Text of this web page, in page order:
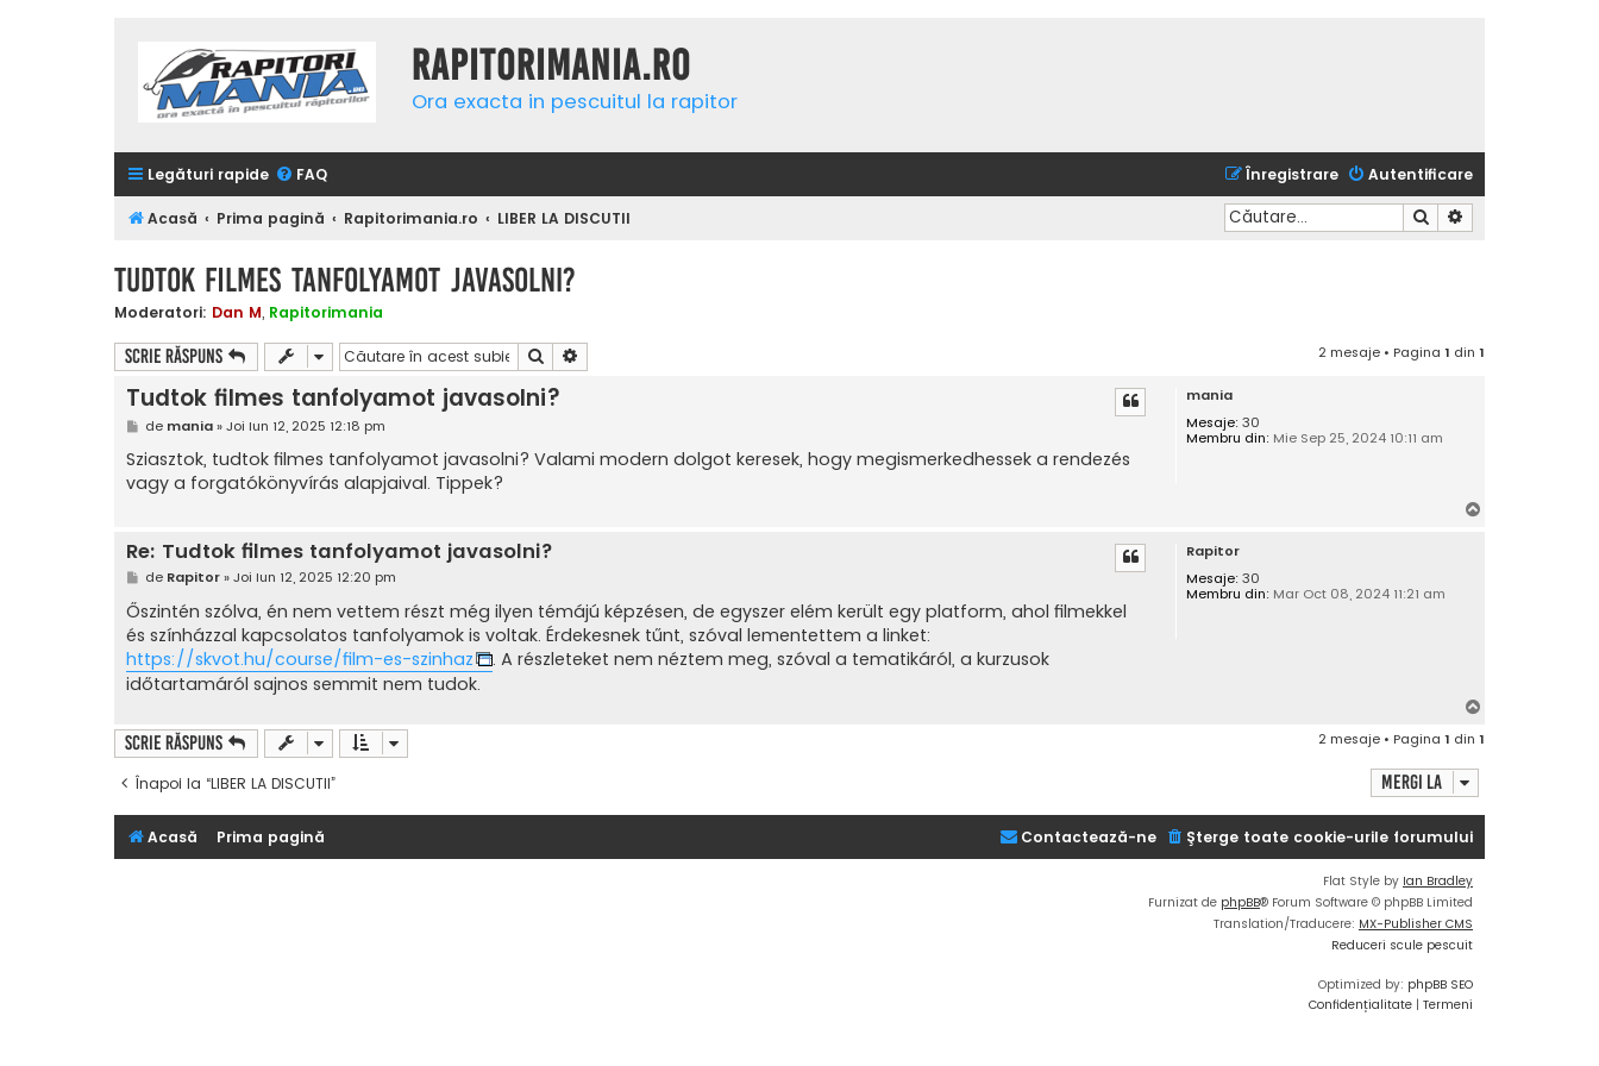
Rapitorimania.ro
Ora exacta in pescuitul la rapitor
Legături rapide FAQ Autentificare
Înregistrare
Acasă Prima pagină Rapitorimania.ro LIBER LA DISCUTII Căutare
Tudtok filmes tanfolyamot javasolni?
Moderatori: Dan M, Rapitorimania
Scrie răspuns Căutare 2 mesaje • Pagina 1 din 1
mania
Mesaje: 30
Membru din: Mie Sep 25, 2024 10:11 am
Tudtok filmes tanfolyamot javasolni?
M
s
a
j
de mania»Joi Iun 12, 2025 12:18 pm
Sziasztok, tudtok filmes tanfolyamot javasolni? Valami modern dolgot keresek, hogy megismerkedhessek a rendezés
vagy a forgatókönyvírás alapjaival. Tippek?
Rapitor
Mesaje: 30
Membru din: Mar Oct 08, 2024 11:21 am
Re: Tudtok filmes tanfolyamot javasolni?
M
s
a
j
de Rapitor»Joi Iun 12, 2025 12:20 pm
Őszintén szólva, én nem vettem részt még ilyen témájú képzésen, de egyszer elém került egy platform, ahol filmekkel
és színházzal kapcsolatos tanfolyamok is voltak. Érdekesnek tűnt, szóval lementettem a linket:
https://skvot.hu/course/film-es-szinhaz
. A részleteket nem néztem meg, szóval a tematikáról, a kurzusok
időtartamáról sajnos semmit nem tudok.
Scrie răspuns 2 mesaje • Pagina 1 din 1
Înapoi la “LIBER LA DISCUTII” Mergi la
Acasă Prima pagină Şterge toate cookie-urile forumului
Contactează-ne
Flat Style by Ian Bradley
Furnizat de phpBB® Forum Software © phpBB Limited
Translation/Traducere: MX-Publisher CMS
Reduceri scule pescuit
Optimized by: phpBB SEO
Confidențialitate | Termeni